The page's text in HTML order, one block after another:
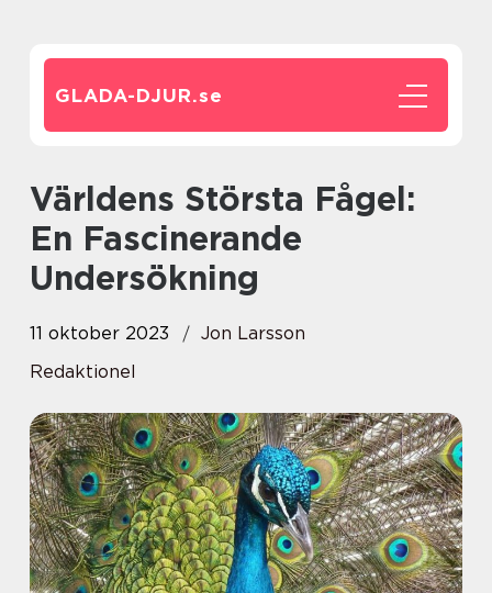
GLADA-DJUR.se
Världens Största Fågel:
En Fascinerande
Undersökning
11 oktober 2023
Jon Larsson
Redaktionel